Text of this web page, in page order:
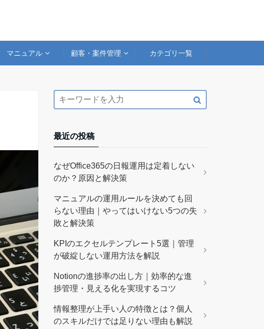
マニュアル 顧客・案件管理 カテゴリ一覧
最近の投稿
なぜOffice365の日報運用は定着しない
のか？原因と解決策
マニュアルの運用ルールを決めても回
らない理由｜やってはいけない5つの失
敗と解決策
KPIのエクセルテンプレート5選｜管理
が破綻しない運用方法を解説
Notionの進捗率の出し方｜効率的な進
捗管理・見える化を実現するコツ
情報整理が上手い人の特徴とは？個人
のスキルだけでは足りない理由も解説